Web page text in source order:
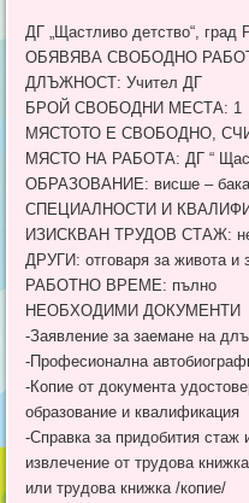
ДГ „Щастливо детство“, град
ОБЯВЯВА СВОБОДНО
ДЛЪЖНОСТ: Учител ДГ
БРОЙ СВОБОДНИ МЕСТА: 1
МЯСТОТО Е СВОБОДНО,
МЯСТО НА РАБОТА: ДГ “
ОБРАЗОВАНИЕ: висше –
СПЕЦИАЛНОСТИ И
ИЗИСКВАН ТРУДОВ СТАЖ:
ДРУГИ: отговаря за живота и
РАБОТНО ВРЕМЕ: пълно
НЕОБХОДИМИ ДОКУМЕНТИ
-Заявление за заемане на
-Професионална
-Копие от документа
образование и квалификация
-Справка за придобития
извлечение от трудова книжка
или трудова книжка /копие/